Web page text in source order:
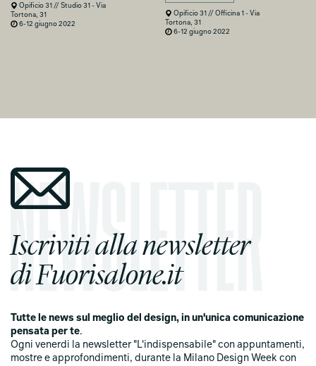
Opificio 31 // Studio 31 - Via
Tortona, 31
6-12 giugno 2022
Opificio 31 // Officina 1 - Via
Tortona, 31
6-12 giugno 2022
Iscriviti alla newsletter
di Fuorisalone.it
Tutte le news sul meglio del design, in un'unica comunicazione
pensata per te.
Ogni venerdi la newsletter "L'indispensabile" con appuntamenti,
mostre e approfondimenti, durante la Milano Design Week con